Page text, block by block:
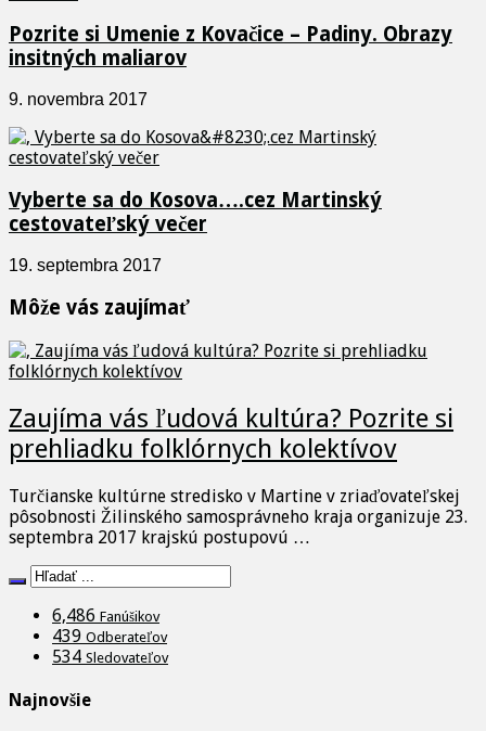
Pozrite si Umenie z Kovačice – Padiny. Obrazy
insitných maliarov
9. novembra 2017
Vyberte sa do Kosova….cez Martinský
cestovateľský večer
19. septembra 2017
Môže vás zaujímať
Zaujíma vás ľudová kultúra? Pozrite si
prehliadku folklórnych kolektívov
Turčianske kultúrne stredisko v Martine v zriaďovateľskej
pôsobnosti Žilinského samosprávneho kraja organizuje 23.
septembra 2017 krajskú postupovú …
6,486 Fanúšikov
439 Odberateľov
534 Sledovateľov
Najnovšie